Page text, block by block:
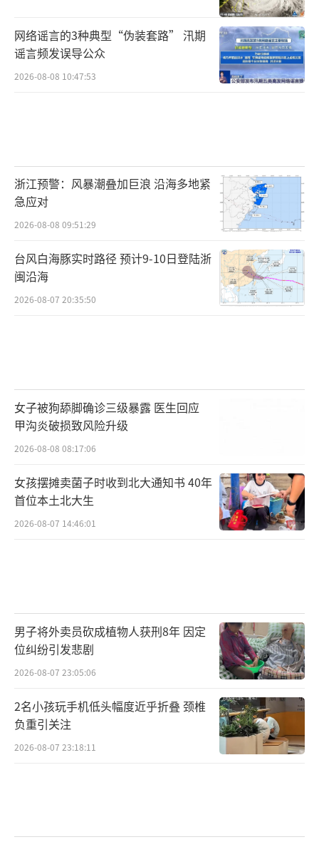
网络谣言的3种典型“伪装套路” 汛期
谣言频发误导公众
2026-08-08 10:47:53
浙江预警：风暴潮叠加巨浪 沿海多地紧
急应对
2026-08-08 09:51:29
台风白海豚实时路径 预计9-10日登陆浙
闽沿海
2026-08-07 20:35:50
女子被狗舔脚确诊三级暴露 医生回应
甲沟炎破损致风险升级
2026-08-08 08:17:06
女孩摆摊卖菌子时收到北大通知书 40年
首位本土北大生
2026-08-07 14:46:01
男子将外卖员砍成植物人获刑8年 因定
位纠纷引发悲剧
2026-08-07 23:05:06
2名小孩玩手机低头幅度近乎折叠 颈椎
负重引关注
2026-08-07 23:18:11